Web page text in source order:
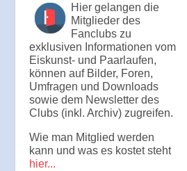
Hier gelangen die
Mitglieder des
Fanclubs zu
exklusiven Informationen vom
Eiskunst- und Paarlaufen,
können auf Bilder, Foren,
Umfragen und Downloads
sowie dem Newsletter des
Clubs (inkl. Archiv) zugreifen.
Wie man Mitglied werden
kann und was es kostet steht
hier...